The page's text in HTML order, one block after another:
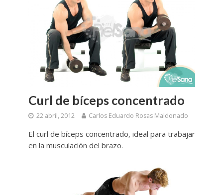
Curl de bíceps concentrado
22 abril, 2012 Carlos Eduardo Rosas Maldonado
El curl de bíceps concentrado, ideal para trabajar
en la musculación del brazo.